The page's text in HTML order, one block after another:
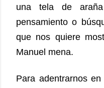
una tela de
pensamiento o
que nos quiere
Manuel mena.
Para adentrarnos